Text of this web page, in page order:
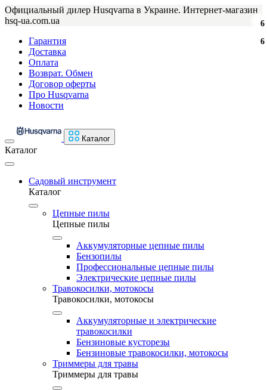
Официальный дилер Husqvarna в Украине. Интернет-магазин
hsq-ua.com.ua
Гарантия
Доставка
Оплата
Возврат. Обмен
Договор оферты
Про Husqvarna
Новости
Каталог
Каталог
Садовый инструмент
Каталог
Цепные пилы
Цепные пилы
Аккумуляторные цепные пилы
Бензопилы
Профессиональные цепные пилы
Электрические цепные пилы
Травокосилки, мотокосы
Травокосилки, мотокосы
Аккумуляторные и электрические
травокосилки
Бензиновые кусторезы
Бензиновые травокосилки, мотокосы
Триммеры для травы
Триммеры для травы
6
6